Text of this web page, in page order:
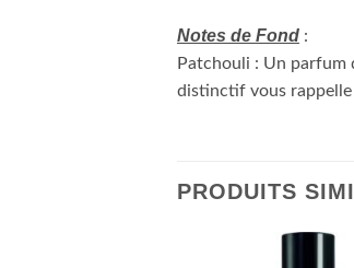
Notes de Fond :
Patchouli : Un parfum
distinctif vous
PRODUITS